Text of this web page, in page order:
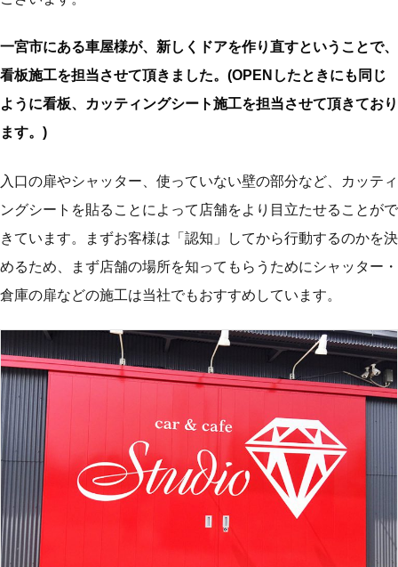
一宮市にある車屋様が、新しくドアを作り直すということで、
看板施工を担当させて頂きました。(OPENしたときにも同じ
ように看板、カッティングシート施工を担当させて頂きており
ます。)
入口の扉やシャッター、使っていない壁の部分など、カッティ
ングシートを貼ることによって店舗をより目立たせることがで
きています。まずお客様は「認知」してから行動するのかを決
めるため、まず店舗の場所を知ってもらうためにシャッター・
倉庫の扉などの施工は当社でもおすすめしています。